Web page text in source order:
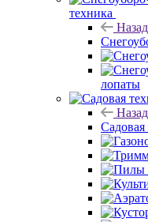
техника
Назад
лопаты
Назад
Садовая